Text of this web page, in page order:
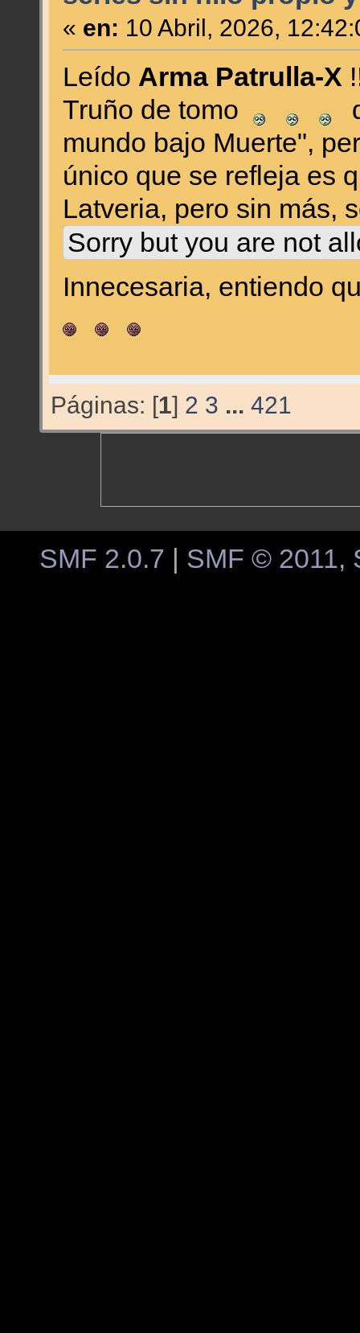
« en: 10 Abril, 2026,
Leído Arma Patrulla-X
Truño de tomo
mundo bajo Muerte",
único que se refleja es
Latveria, pero sin más,
Sorry but you are not
Innecesaria, entiendo
Páginas: [1] 2 3 ...421
SMF 2.0.7 SMF © 2011,